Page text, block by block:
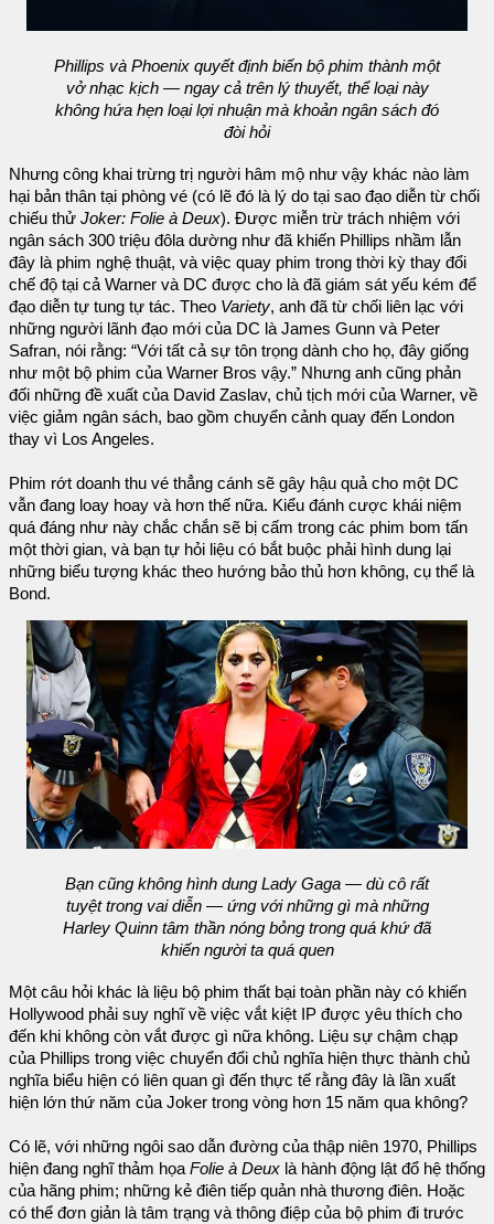
Phillips và Phoenix quyết định biến bộ phim thành một
vở nhạc kịch — ngay cả trên lý thuyết, thể loại này
không hứa hẹn loại lợi nhuận mà khoản ngân sách đó
đòi hỏi
Nhưng công khai trừng trị người hâm mộ như vậy khác nào làm
hại bản thân tại phòng vé (có lẽ đó là lý do tại sao đạo diễn từ chối
chiếu thử Joker: Folie à Deux). Được miễn trừ trách nhiệm với
ngân sách 300 triệu đôla dường như đã khiến Phillips nhầm lẫn
đây là phim nghệ thuật, và việc quay phim trong thời kỳ thay đổi
chế độ tại cả Warner và DC được cho là đã giám sát yếu kém để
đạo diễn tự tung tự tác. Theo Variety, anh đã từ chối liên lạc với
những người lãnh đạo mới của DC là James Gunn và Peter
Safran, nói rằng: “Với tất cả sự tôn trọng dành cho họ, đây giống
như một bộ phim của Warner Bros vậy.” Nhưng anh cũng phản
đối những đề xuất của David Zaslav, chủ tịch mới của Warner, về
việc giảm ngân sách, bao gồm chuyển cảnh quay đến London
thay vì Los Angeles.
Phim rớt doanh thu vé thẳng cánh sẽ gây hậu quả cho một DC
vẫn đang loay hoay và hơn thế nữa. Kiểu đánh cược khái niệm
quá đáng như này chắc chắn sẽ bị cấm trong các phim bom tấn
một thời gian, và bạn tự hỏi liệu có bắt buộc phải hình dung lại
những biểu tượng khác theo hướng bảo thủ hơn không, cụ thể là
Bond.
Bạn cũng không hình dung Lady Gaga — dù cô rất
tuyệt trong vai diễn — ứng với những gì mà những
Harley Quinn tâm thần nóng bỏng trong quá khứ đã
khiến người ta quá quen
Một câu hỏi khác là liệu bộ phim thất bại toàn phần này có khiến
Hollywood phải suy nghĩ về việc vắt kiệt IP được yêu thích cho
đến khi không còn vắt được gì nữa không. Liệu sự chậm chạp
của Phillips trong việc chuyển đổi chủ nghĩa hiện thực thành chủ
nghĩa biểu hiện có liên quan gì đến thực tế rằng đây là lần xuất
hiện lớn thứ năm của Joker trong vòng hơn 15 năm qua không?
Có lẽ, với những ngôi sao dẫn đường của thập niên 1970, Phillips
hiện đang nghĩ thảm họa Folie à Deux là hành động lật đổ hệ thống
của hãng phim; những kẻ điên tiếp quản nhà thương điên. Hoặc
có thể đơn giản là tâm trạng và thông điệp của bộ phim đi trước